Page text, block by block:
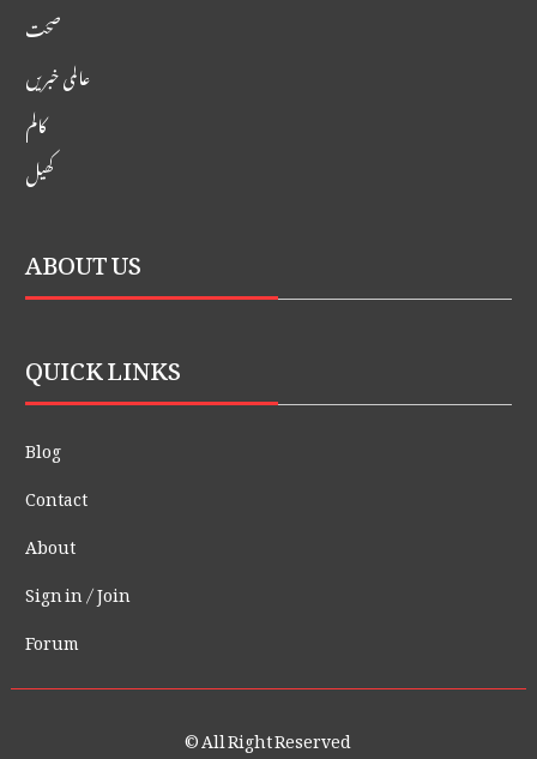
صحت
عالمی خبریں
کالم
کھیل
ABOUT US
QUICK LINKS
Blog
Contact
About
Sign in / Join
Forum
© All Right Reserved